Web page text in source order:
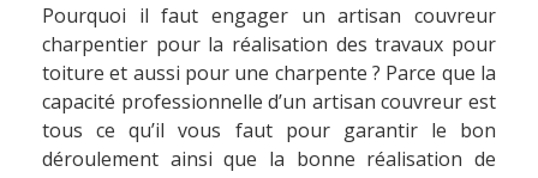
Pourquoi il faut engager un artisan couvreur
charpentier pour la réalisation des travaux pour
toiture et aussi pour une charpente ? Parce que la
capacité professionnelle d’un artisan couvreur est
tous ce qu’il vous faut pour garantir le bon
déroulement ainsi que la bonne réalisation de